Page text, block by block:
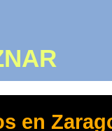
en